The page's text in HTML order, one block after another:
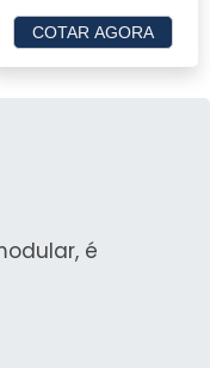
garantindo que
chapéu de
COTAR AGORA
é